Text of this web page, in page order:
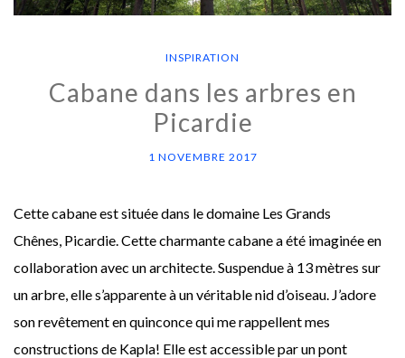
INSPIRATION
Cabane dans les arbres en
Picardie
1 NOVEMBRE 2017
Cette cabane est située dans le domaine Les Grands
Chênes, Picardie. Cette charmante cabane a été imaginée en
collaboration avec un architecte. Suspendue à 13 mètres sur
un arbre, elle s’apparente à un véritable nid d’oiseau. J’adore
son revêtement en quinconce qui me rappellent mes
constructions de Kapla! Elle est accessible par un pont